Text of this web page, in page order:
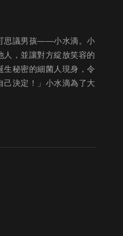
思議男孩——小水滴。小
人，並讓對方綻放笑容的
生秘密的細菌人現身，令
己決定！」小水滴為了大